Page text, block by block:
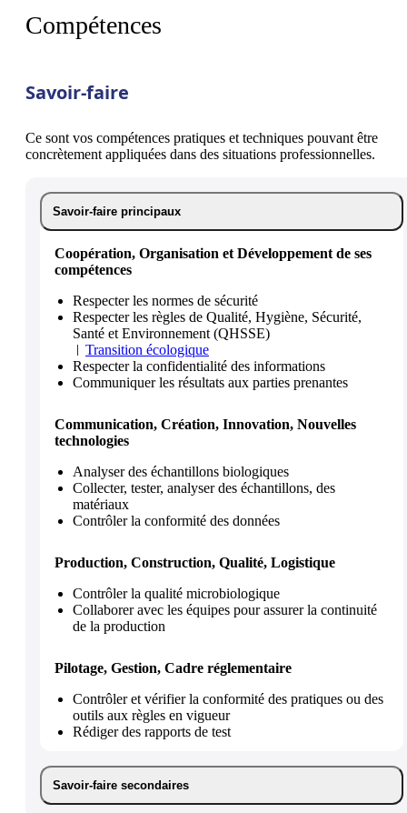
Compétences
Savoir-faire
Ce sont vos compétences pratiques et techniques pouvant être
concrètement appliquées dans des situations professionnelles.
Savoir-faire principaux
Coopération, Organisation et Développement de ses
compétences
Respecter les normes de sécurité
Respecter les règles de Qualité, Hygiène, Sécurité,
Santé et Environnement (QHSSE)
Transition écologique
Respecter la confidentialité des informations
Communiquer les résultats aux parties prenantes
Communication, Création, Innovation, Nouvelles
technologies
Analyser des échantillons biologiques
Collecter, tester, analyser des échantillons, des
matériaux
Contrôler la conformité des données
Production, Construction, Qualité, Logistique
Contrôler la qualité microbiologique
Collaborer avec les équipes pour assurer la continuité
de la production
Pilotage, Gestion, Cadre réglementaire
Contrôler et vérifier la conformité des pratiques ou des
outils aux règles en vigueur
Rédiger des rapports de test
Savoir-faire secondaires